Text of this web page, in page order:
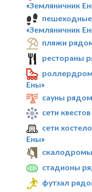
«Земляничник
«Земляничник
пляжи
рестораны
Ены»
сауны
сети
сети
Ены»
стадионы
футзал